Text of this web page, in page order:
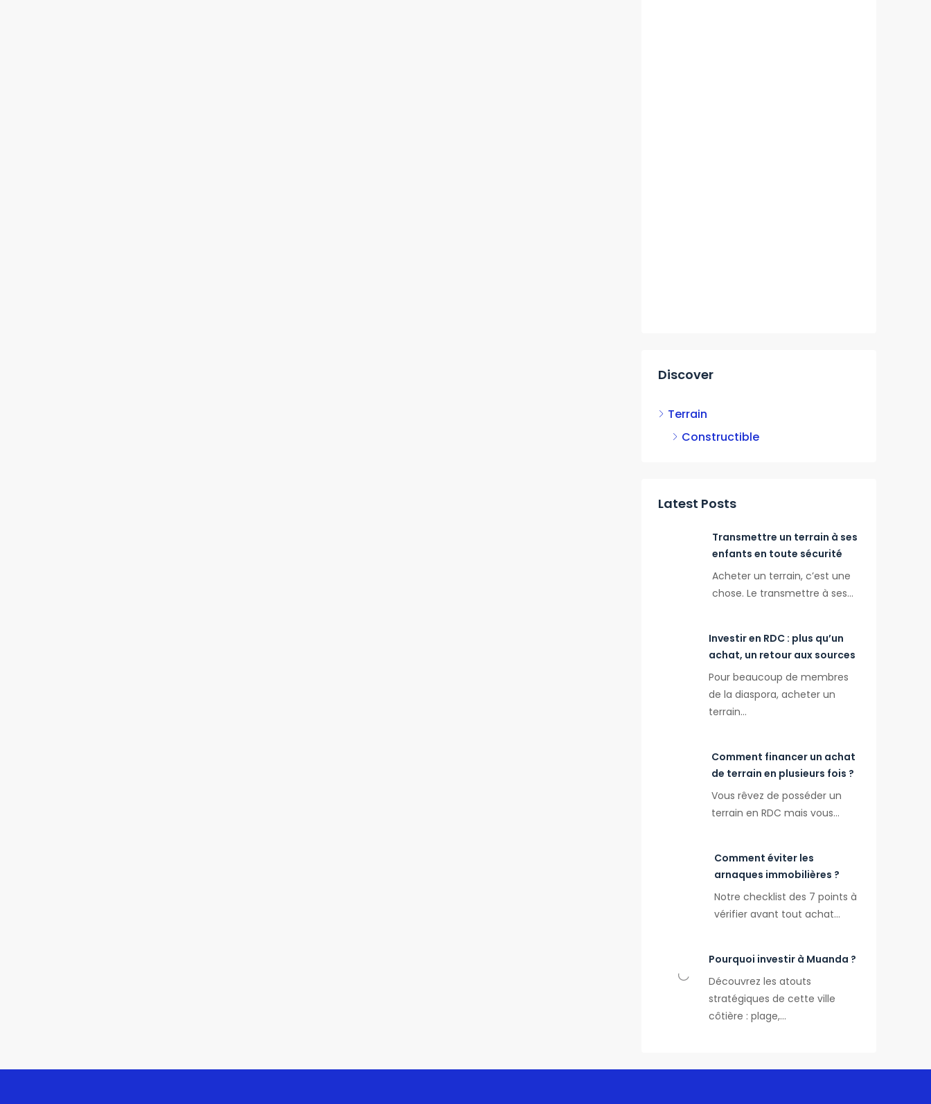
Discover
Terrain
Constructible
Latest Posts
Transmettre un terrain à ses
enfants en toute sécurité
Acheter un terrain, c’est une
chose. Le transmettre à ses…
Investir en RDC : plus qu’un
achat, un retour aux sources
Pour beaucoup de membres
de la diaspora, acheter un
terrain…
Comment financer un achat
de terrain en plusieurs fois ?
Vous rêvez de posséder un
terrain en RDC mais vous…
Comment éviter les
arnaques immobilières ?
Notre checklist des 7 points à
vérifier avant tout achat…
Pourquoi investir à Muanda ?
Découvrez les atouts
stratégiques de cette ville
côtière : plage,…